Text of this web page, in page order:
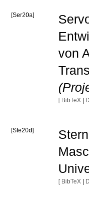
[Ser20a]
von
[ BibTeX|
[Ste20d]
[ BibTeX|